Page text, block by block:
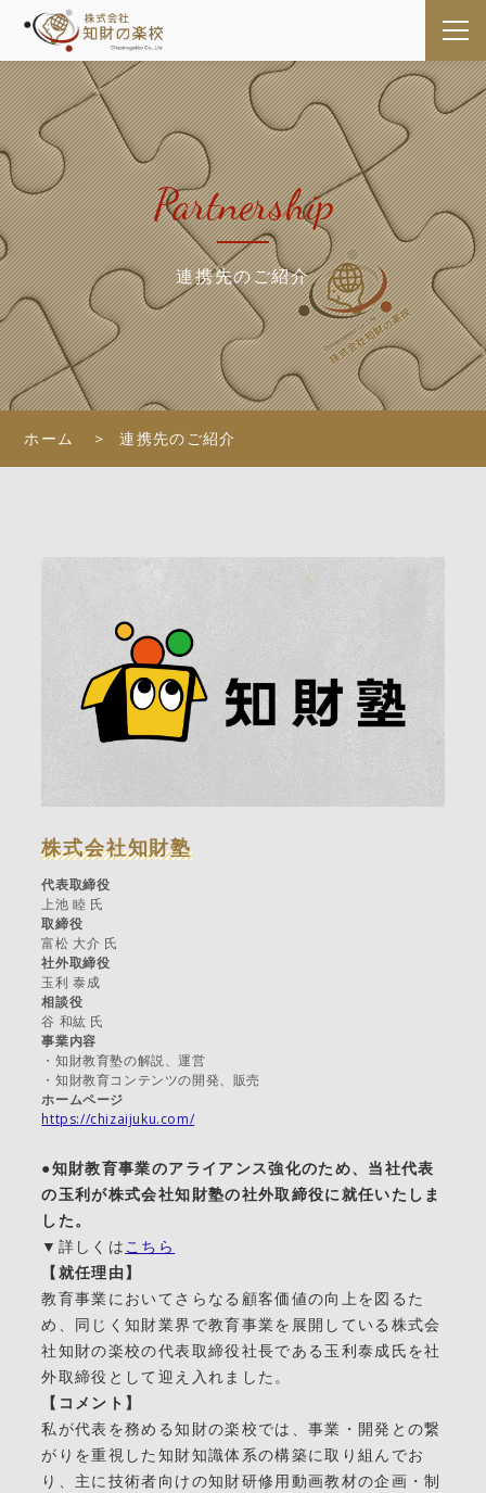
Partnership
連携先のご紹介
ホーム 連携先のご紹介
株式会社知財塾
代表取締役
上池 睦 氏
取締役
富松 大介 氏
社外取締役
玉利 泰成
相談役
谷 和紘 氏
事業内容
・知財教育塾の解説、運営
・知財教育コンテンツの開発、販売
ホームページ
https://chizaijuku.com/
●知財教育事業のアライアンス強化のため、当社代表
の玉利が株式会社知財塾の社外取締役に就任いたしま
した。
▼詳しくは こちら
【就任理由】
教育事業においてさらなる顧客価値の向上を図るた
め、同じく知財業界で教育事業を展開している株式会
社知財の楽校の代表取締役社長である玉利泰成氏を社
外取締役として迎え入れました。
【コメント】
私が代表を務める知財の楽校では、事業・開発との繋
がりを重視した知財知識体系の構築に取り組んでお
り、主に技術者向けの知財研修用動画教材の企画・制